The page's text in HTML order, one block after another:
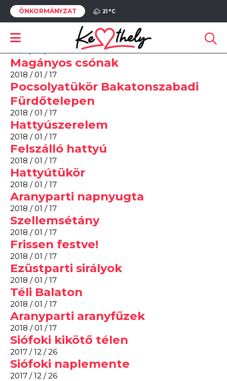
ÖNKORMÁNYZAT 21 °C
Balatoni sirályok
Behavazott aranyparti fűzfák
2018 / 01 / 17
Magányos csónak
2018 / 01 / 17
Pocsolyatükör Bakatonszabadi
Fürdőtelepen
2018 / 01 / 17
Hattyúszerelem
2018 / 01 / 17
Felszálló hattyú
2018 / 01 / 17
Hattyútükör
2018 / 01 / 17
Aranyparti napnyugta
2018 / 01 / 17
Szellemsétány
2018 / 01 / 17
Frissen festve!
2018 / 01 / 17
Ezüstparti sirályok
2018 / 01 / 17
Téli Balaton
2018 / 01 / 17
Aranyparti aranyfűzek
2018 / 01 / 17
Siófoki kikötő télen
2017 / 12 / 26
Siófoki naplemente
2017 / 12 / 26